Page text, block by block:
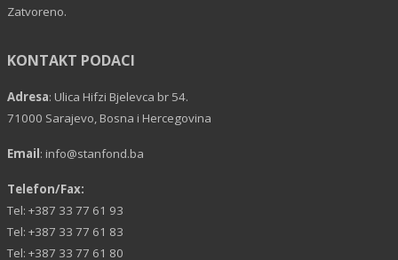
Zatvoreno.
KONTAKT PODACI
Adresa: Ulica Hifzi Bjelevca br 54.
71000 Sarajevo, Bosna i Hercegovina
Email: info@stanfond.ba
Telefon/Fax:
Tel: +387 33 77 61 93
Tel: +387 33 77 61 83
Tel: +387 33 77 61 80